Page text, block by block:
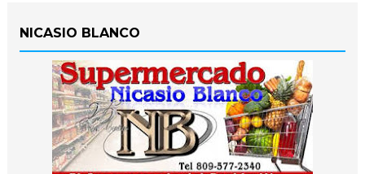
NICASIO BLANCO